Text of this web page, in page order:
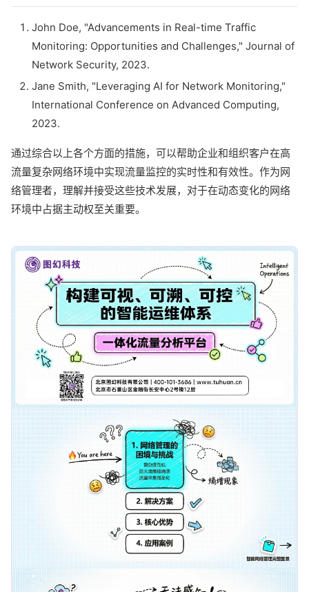
John Doe, "Advancements in Real-time Traffic
Monitoring: Opportunities and Challenges," Journal of
Network Security, 2023.
Jane Smith, "Leveraging AI for Network Monitoring,"
International Conference on Advanced Computing,
2023.
通过综合以上各个方面的措施，可以帮助企业和组织客户在高
流量复杂网络环境中实现流量监控的实时性和有效性。作为网
络管理者，理解并接受这些技术发展，对于在动态变化的网络
环境中占据主动权至关重要。